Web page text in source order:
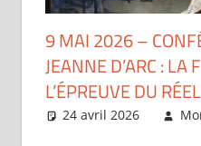
9 MAI 2026 –
JEANNE D’ARC : LA
L’ÉPREUVE DU RÉEL
24 avril 2026